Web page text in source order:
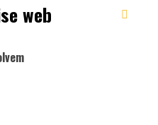
web